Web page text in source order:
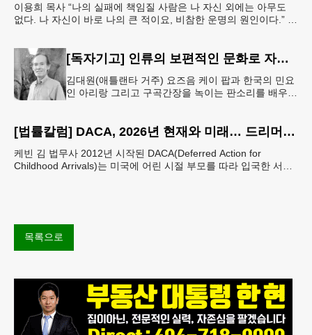
이용희 목사 “나의 실패에 책임질 사람은 나 자신 외에는 아무도
없다. 나 자신이 바로 나의 큰 적이요, 비참한 운명의 원인이다.” 이
[독자기고] 인류의 보편적인 문화로 자리매김 한 K-컬쳐
김대원(애틀랜타 거주) 요즈음 케이 팝과 한국의 민요
인 아리랑 그리고 구곡간장을 녹이는 판소리를 배우고
[법률칼럼] DACA, 2026년 현재와 미래… 드리머들의 선택은 무엇인가
케빈 김 법무사 2012년 시작된 DACA(Deferred Action for
Childhood Arrivals)는 미국에 어린 시절 부모를 따라 입국한 서류
목록으로